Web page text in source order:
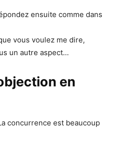
ensuite comme dans
vous voulez me dire,
un autre aspect…
en
concurrence est beaucoup